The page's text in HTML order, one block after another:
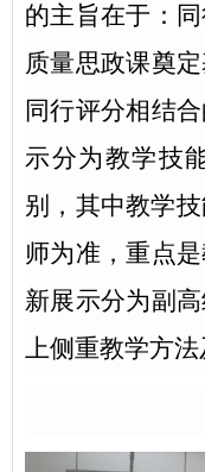
的主旨在于：
质量思政课奠
同行评分相结
示分为教学技
别，其中教学
师为准，重点
新展示分为副
上侧重教学方法